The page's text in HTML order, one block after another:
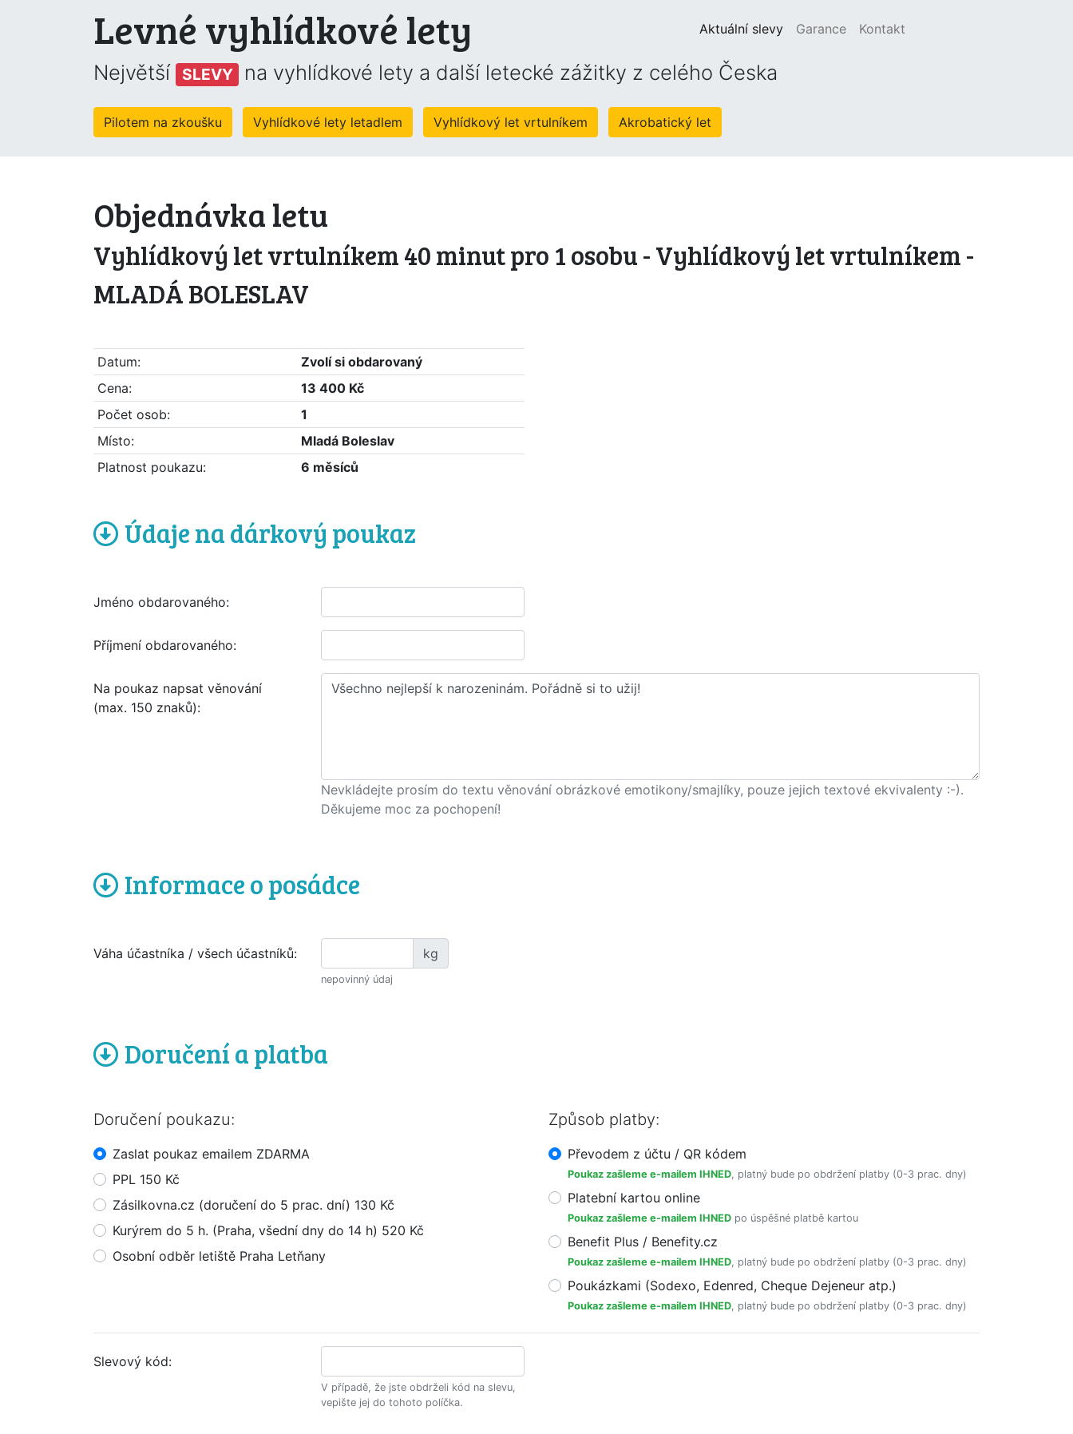
Levné vyhlídkové lety Aktuální slevy(current)
Garance Kontakt
Největší SLEVY na vyhlídkové lety a další letecké zážitky z celého Česka
Pilotem na zkoušku Vyhlídkové lety letadlem Vyhlídkový let vrtulníkem Akrobatický let
Objednávka letu
Vyhlídkový let vrtulníkem 40 minut pro 1 osobu - Vyhlídkový let vrtulníkem -
MLADÁ BOLESLAV
Datum:
Zvolí si obdarovaný
Cena:
13 400 Kč
Počet osob:
1
Místo:
Mladá Boleslav
Platnost poukazu:
6 měsíců
Údaje na dárkový poukaz
Jméno obdarovaného:
Příjmení obdarovaného:
Na poukaz napsat věnování
(max. 150 znaků):
Nevkládejte prosím do textu věnování obrázkové emotikony/smajlíky, pouze jejich textové ekvivalenty :-).
Děkujeme moc za pochopení!
Informace o posádce
Váha účastníka / všech účastníků: kg
nepovinný údaj
Doručení a platba
Doručení poukazu:
Zaslat poukaz emailem ZDARMA
PPL 150 Kč
Zásilkovna.cz (doručení do 5 prac. dní) 130 Kč
Kurýrem do 5 h. (Praha, všední dny do 14 h) 520 Kč
Osobní odběr letiště Praha Letňany
Způsob platby:
Převodem z účtu / QR kódem
Poukaz zašleme e-mailem IHNED, platný bude po obdržení platby (0-3 prac. dny)
Platební kartou online
Poukaz zašleme e-mailem IHNED po úspěšné platbě kartou
Benefit Plus / Benefity.cz
Poukaz zašleme e-mailem IHNED, platný bude po obdržení platby (0-3 prac. dny)
Poukázkami (Sodexo, Edenred, Cheque Dejeneur atp.)
Poukaz zašleme e-mailem IHNED, platný bude po obdržení platby (0-3 prac. dny)
Slevový kód:
V případě, že jste obdrželi kód na slevu,
vepište jej do tohoto políčka.